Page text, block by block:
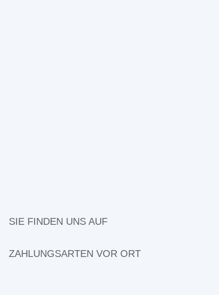
SIE FINDEN UNS AUF
ZAHLUNGSARTEN VOR ORT